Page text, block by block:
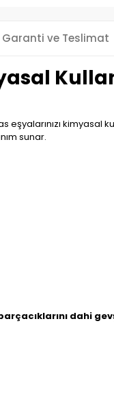
Garanti ve Teslimat
eşyalarınızı kimyasal
sunar.
dahi